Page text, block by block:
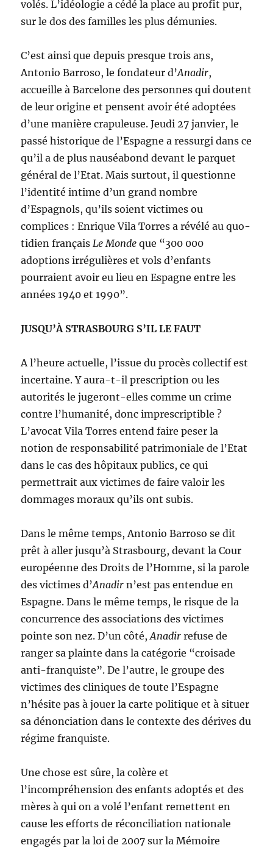
volés. L’idéologie a cédé la place au profit pur,
sur le dos des familles les plus démunies.
C’est ainsi que depuis presque trois ans,
Antonio Barroso, le fondateur d’Anadir,
accueille à Barce­lone des personnes qui doutent
de leur origine et pensent avoir été adoptées
d’une manière crapuleuse. Jeudi 27 janvier, le
passé historique de l’Espagne a ressurgi dans ce
qu’il a de plus nauséabond devant le parquet
général de l’Etat. Mais surtout, il questionne
l’identité intime d’un grand nombre
d’Espagnols, qu’ils soient victimes ou
complices : Enrique Vila Torres a révélé au quo­
tidien françaisLe Mondeque “300 000
adoptions irrégulières et vols d’enfants
pourraient avoir eu lieu en Espagne entre les
années 1940 et 1990”.
JUSQU’À STRASBOURG S’IL LE FAUT
A l’heure actuelle, l’issue du procès collectif est
incertaine. Y aura-t-il prescription ou les
autorités le jugeront-elles comme un crime
contre l’humanité, donc imprescriptible ?
L’avocat Vila Torres entend faire peser la
notion de responsabilité patrimoniale de l’Etat
dans le cas des hôpitaux publics, ce qui
permettrait aux victimes de faire valoir les
dom­mages moraux qu’ils ont subis.
Dans le même temps, Antonio Barroso se dit
prêt à aller jusqu’à Strasbourg, devant la Cour
euro­péenne des Droits de l’Homme, si la parole
des victimes d’Anadirn’est pas entendue en
Espagne. Dans le même temps, le risque de la
concurrence des associations des victimes
pointe son nez. D’un côté,Anadirrefuse de
ranger sa plainte dans la catégorie “croisade
anti-franquiste”. De l’autre, le groupe des
victimes des cliniques de toute l’Es­pagne
n’hésite pas à jouer la carte politique et à situer
sa dénonciation dans le contexte des dérives du
ré­gime franquiste.
Une chose est sûre, la colère et
l’incompréhension des enfants adoptés et des
mères à qui on a volé l’enfant remettent en
cause les efforts de récon­ciliation nationale
engagés par la loi de 2007 sur la Mémoire